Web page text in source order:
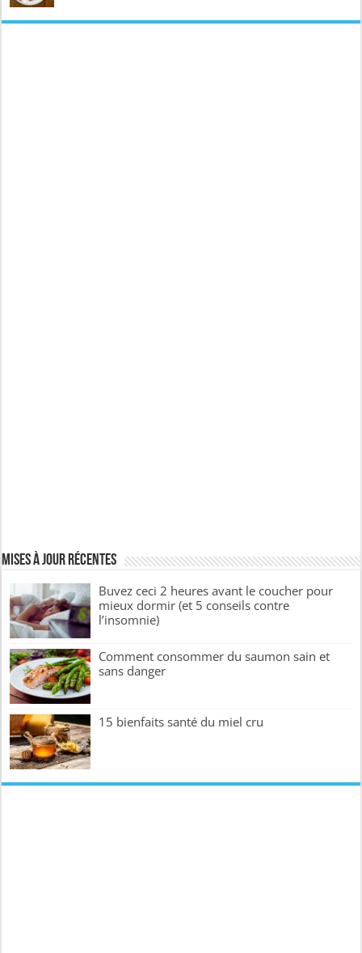
Mises à jour récentes
Buvez ceci 2 heures avant le coucher pour
mieux dormir (et 5 conseils contre
l’insomnie)
Comment consommer du saumon sain et
sans danger
15 bienfaits santé du miel cru